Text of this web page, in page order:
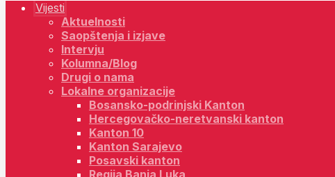
Vijesti
Aktuelnosti
Saopštenja i izjave
Intervju
Kolumna/Blog
Drugi o nama
Lokalne organizacije
Bosansko-podrinjski Kanton
Hercegovačko-neretvanski kanton
Kanton 10
Kanton Sarajevo
Posavski kanton
Regija Banja Luka